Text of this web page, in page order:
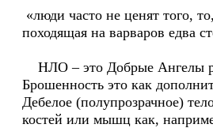
«люди часто не ценят того,
походящая на варваров едва
НЛО – это Добрые Ангелы
Брошенность это как
Дебелое (полупрозрачное)
костей или мышц как,